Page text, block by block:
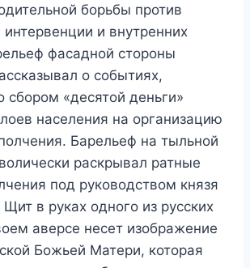
борьбы против
интервенции и внутренних
фасадной стороны
о событиях,
сбором «десятой деньги»
населения на организацию
Барельеф на тыльной
раскрывал ратные
под руководством князя
в руках одного из русских
аверсе несет изображение
Божьей Матери, которая